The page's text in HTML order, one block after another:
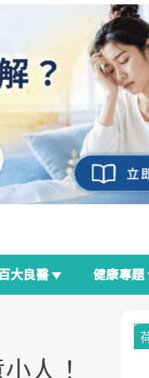
大良醫 健康專題
人！